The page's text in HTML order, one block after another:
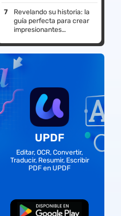
queridos!
Revelando su historia: la
guía perfecta para crear
impresionantes
marca (con plantillas)
UPDF
Editar, OCR, Convertir,
Traducir, Resumir, Escribir
PDF en UPDF
Descarga Gratuita